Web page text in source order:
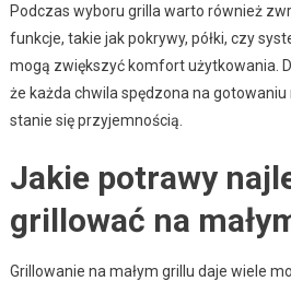
Podczas wyboru grilla warto również
funkcje, takie jak pokrywy, półki, czy
mogą zwiększyć komfort użytkowania.
że każda chwila spędzona na
stanie się przyjemnością.
Jakie potrawy
grillować na
Grillowanie na małym grillu daje wiele